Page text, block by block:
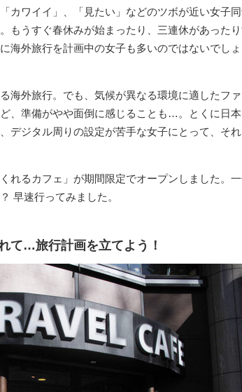
カワイイ」、「見たい」などのツボが近い女子
もうすぐ春休みが始まったり、三連休があった
海外旅行を計画中の女子も多いのではないでしょ
海外旅行。でも、気候が異なる環境に適したフ
、準備がやや面倒に感じることも…。とくに日
デジタル周りの設定が苦手な女子にとって、そ
れるカフェ」が期間限定でオープンしました。
早速行ってみました。
て…旅行計画を立てよう！